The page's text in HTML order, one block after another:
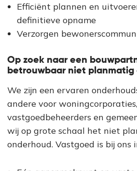
Efficiënt plannen en
definitieve opname
Verzorgen
Op zoek naar een
betrouwbaar niet planmatig
We zijn een ervaren
andere voor woningcorporaties,
vastgoedbeheerders en
wij op grote schaal het niet
onderhoud. Vastgoed is bij ons